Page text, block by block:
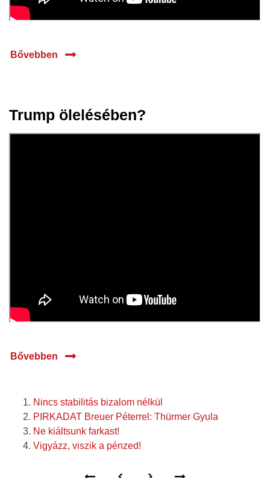
Bővebben
22 jan.
Trump ölelésében?
Bővebben
Nincs stabilitás bizalom nélkül
PIRKADAT Breuer Péterrel: Thürmer Gyula
Ne kiáltsunk farkast!
Vigyázz, viszik a pénzed!